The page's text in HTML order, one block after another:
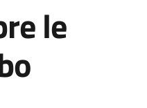
le